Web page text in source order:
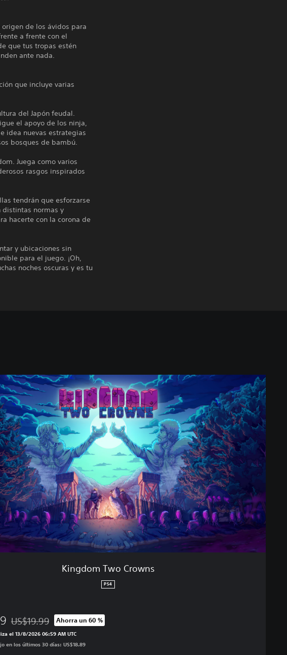
de los ávidos para
a frente con el
que tus tropas estén
ante nada.
que incluye varias
del Japón feudal.
el apoyo de los ninja,
idea nuevas estrategias
bosques de bambú.
Juega como varios
rasgos inspirados
tendrán que esforzarse
distintas normas y
hacerte con la corona de
y ubicaciones sin
para el juego. ¡Oh,
noches oscuras y es tu
Kingdom Two Crowns
PS4
Rebajado del precio original de US$19.99
US$19.99 Ahorra un 60 %
el 13/8/2026 06:59 AM UTC
en los últimos 30 días: US$18.89